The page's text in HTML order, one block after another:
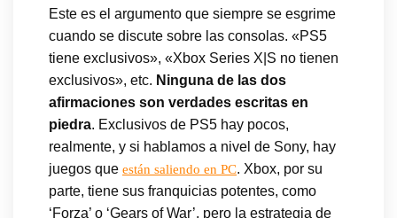
Este es el argumento que siempre se esgrime
cuando se discute sobre las consolas. «PS5
tiene exclusivos», «Xbox Series X|S no tienen
exclusivos», etc. Ninguna de las dos
afirmaciones son verdades escritas en
piedra. Exclusivos de PS5 hay pocos,
realmente, y si hablamos a nivel de Sony, hay
juegos que están saliendo en PC. Xbox, por su
parte, tiene sus franquicias potentes, como
‘Forza’ o ‘Gears of War’, pero la estrategia de